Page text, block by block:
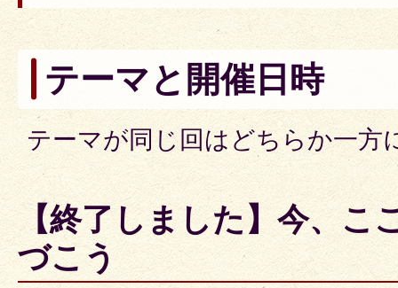
テーマと開催日時
テーマが同じ回はどちらか一方
【終了しました】今、こ
づこう